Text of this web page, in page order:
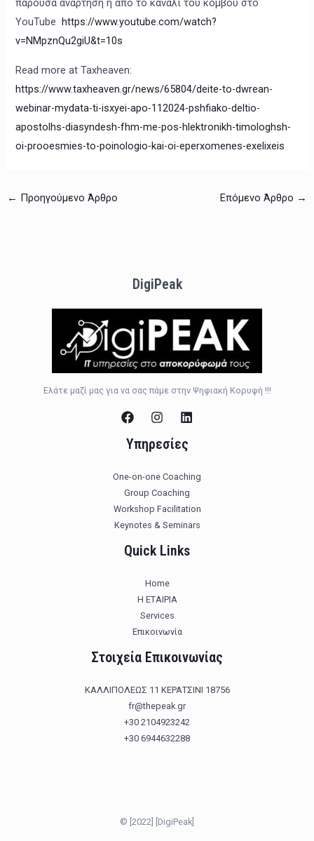
παρούσα ανάρτηση ή από το κανάλι του κόμβου στο
YouTubehttps://www.youtube.com/watch?
v=NMpznQu2giU&t=10s
Read more at Taxheaven:
https://www.taxheaven.gr/news/65804/deite-to-dwrean-
webinar-mydata-ti-isxyei-apo-112024-pshfiako-deltio-
apostolhs-diasyndesh-fhm-me-pos-hlektronikh-timologhsh-
oi-prooesmies-to-poinologio-kai-oi-eperxomenes-exelixeis
← Προηγούμενο Άρθρο Επόμενο Άρθρο →
DigiPeak
Ελάτε μαζί μας για να σας πάμε στην Ψηφιακή Κορυφή !!!
Υπηρεσίες
One-on-one Coaching
Group Coaching
Workshop Facilitation
Keynotes & Seminars
Quick Links
Home
Η ΕΤΑΙΡΙΑ
Services
Επικοινωνία
Στοιχεία Επικοινωνίας
ΚΑΛΛΙΠΟΛΕΩΣ 11 ΚΕΡΑΤΣΙΝΙ 18756
fr@thepeak.gr
+30 2104923242
+30 6944632288
© [2022] [DigiPeak]